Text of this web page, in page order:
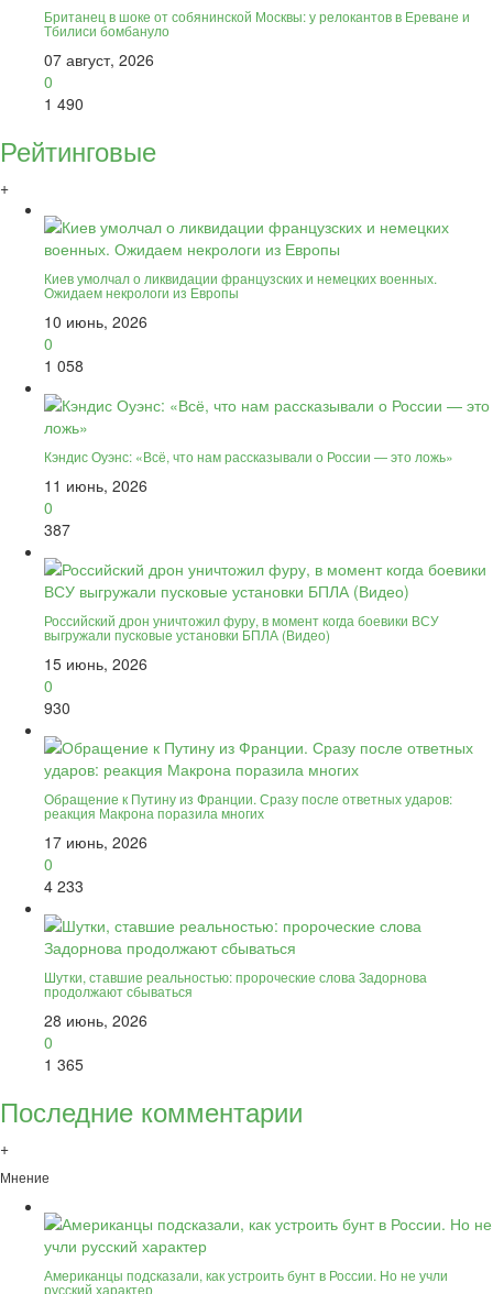
Британец в шоке от собянинской Москвы: у релокантов в Ереване и
Тбилиси бомбануло
07 август, 2026
0
1 490
Рейтинговые
+
Киев умолчал о ликвидации французских и немецких военных.
Ожидаем некрологи из Европы
10 июнь, 2026
0
1 058
Кэндис Оуэнс: «Всё, что нам рассказывали о России — это ложь»
11 июнь, 2026
0
387
Российский дрон уничтожил фуру, в момент когда боевики ВСУ
выгружали пусковые установки БПЛА (Видео)
15 июнь, 2026
0
930
Обращение к Путину из Франции. Сразу после ответных ударов:
реакция Макрона поразила многих
17 июнь, 2026
0
4 233
Шутки, ставшие реальностью: пророческие слова Задорнова
продолжают сбываться
28 июнь, 2026
0
1 365
Последние комментарии
+
Мнение
Американцы подсказали, как устроить бунт в России. Но не учли
русский характер